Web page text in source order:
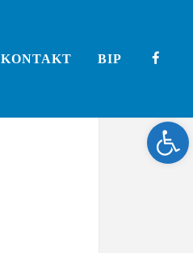
KONTAKT BIP